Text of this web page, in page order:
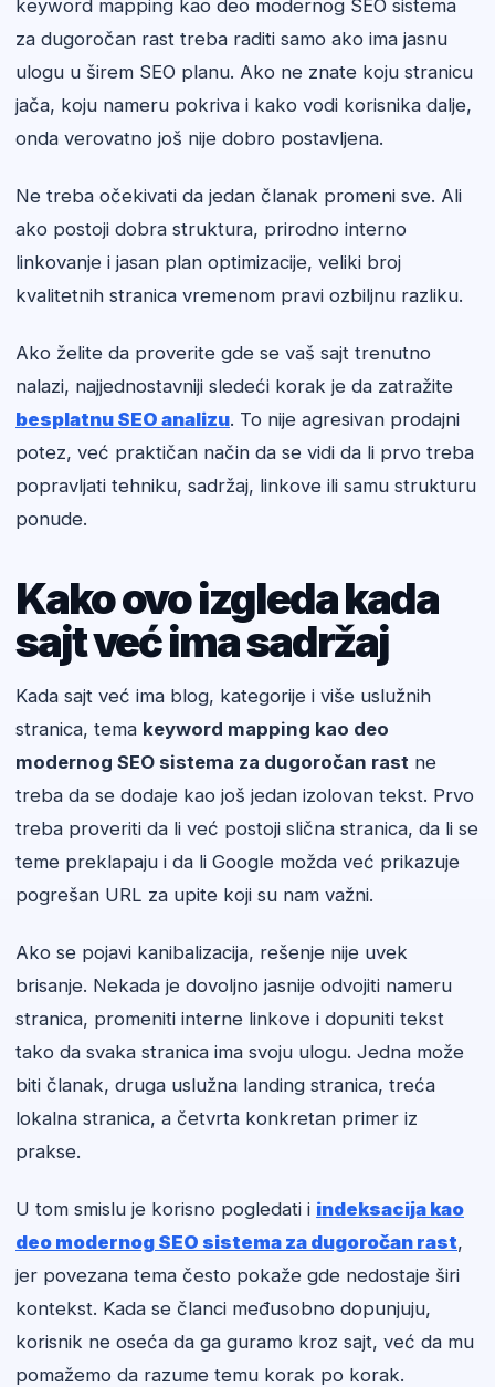
keyword mapping kao deo modernog SEO sistema
za dugoročan rast treba raditi samo ako ima jasnu
ulogu u širem SEO planu. Ako ne znate koju stranicu
jača, koju nameru pokriva i kako vodi korisnika dalje,
onda verovatno još nije dobro postavljena.
Ne treba očekivati da jedan članak promeni sve. Ali
ako postoji dobra struktura, prirodno interno
linkovanje i jasan plan optimizacije, veliki broj
kvalitetnih stranica vremenom pravi ozbiljnu razliku.
Ako želite da proverite gde se vaš sajt trenutno
nalazi, najjednostavniji sledeći korak je da zatražite
besplatnu SEO analizu. To nije agresivan prodajni
potez, već praktičan način da se vidi da li prvo treba
popravljati tehniku, sadržaj, linkove ili samu strukturu
ponude.
Kako ovo izgleda kada
sajt već ima sadržaj
Kada sajt već ima blog, kategorije i više uslužnih
stranica, tema keyword mapping kao deo
modernog SEO sistema za dugoročan rast ne
treba da se dodaje kao još jedan izolovan tekst. Prvo
treba proveriti da li već postoji slična stranica, da li se
teme preklapaju i da li Google možda već prikazuje
pogrešan URL za upite koji su nam važni.
Ako se pojavi kanibalizacija, rešenje nije uvek
brisanje. Nekada je dovoljno jasnije odvojiti nameru
stranica, promeniti interne linkove i dopuniti tekst
tako da svaka stranica ima svoju ulogu. Jedna može
biti članak, druga uslužna landing stranica, treća
lokalna stranica, a četvrta konkretan primer iz
prakse.
U tom smislu je korisno pogledati i indeksacija kao
deo modernog SEO sistema za dugoročan rast,
jer povezana tema često pokaže gde nedostaje širi
kontekst. Kada se članci međusobno dopunjuju,
korisnik ne oseća da ga guramo kroz sajt, već da mu
pomažemo da razume temu korak po korak.